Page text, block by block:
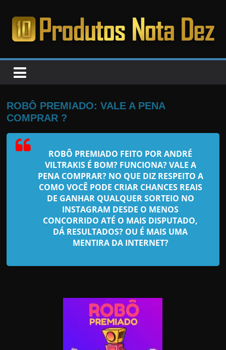
para
conteúdo
PRODUTOS
NOTA
DEZ
ROBÔ PREMIADO: VALE A PENA
COMPRAR ?
ROBÔ PREMIADO FEITO POR ANDRÉ
VILTRAKISÉ BOM? FUNCIONA? VALE A
PENA COMPRAR? NO QUE DIZ RESPEITO A
COMO VOCÊ PODE CRIAR CHANCES REAIS
DE GANHAR QUALQUER SORTEIO NO
INSTAGRAM DESDE O MENOS
CONCORRIDO ATÉ O MAIS DISPUTADO,
DÁ RESULTADOS? OU É MAIS UMA
MENTIRA DA INTERNET?